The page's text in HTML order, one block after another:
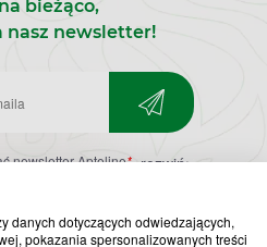
danych dotyczących odwiedzających,
pokazania spersonalizowanych treści
bieżąco,
nasz newsletter!
newsletter Apteline* rozwiń>